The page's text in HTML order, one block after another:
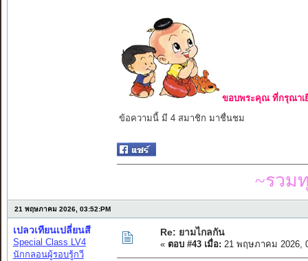
ขอบพระคุณ ที่กรุณาเ
ข้อความนี้ มี 4 สมาชิก มาชื่นชม
~รวม
21 พฤษภาคม 2026, 03:52:PM
เปลวเทียนเปลี่ยนสี
Special Class LV4
นักกลอนผู้รอบรู้กวี
Re: ยามไกลกัน
« ตอบ #43 เมื่อ: 21 พฤษภาคม 2026,